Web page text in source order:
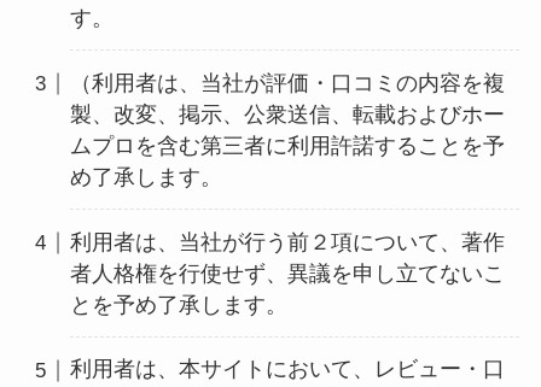
す。
（利用者は、当社が評価・口コミの内容を複
製、改変、掲示、公衆送信、転載およびホー
ムプロを含む第三者に利用許諾することを予
め了承します。
利用者は、当社が行う前２項について、著作
者人格権を行使せず、異議を申し立てないこ
とを予め了承します。
利用者は、本サイトにおいて、レビュー・口